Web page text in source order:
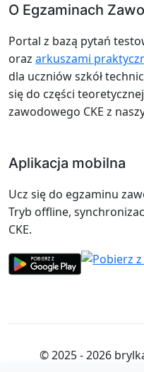
O Egzaminach
Portal z bazą pytań
oraz arkuszami
dla uczniów szkół
się do części
zawodowego CKE z
Aplikacja mobilna
Ucz się do egzaminu
Tryb offline,
CKE.
© 2025 - 2026